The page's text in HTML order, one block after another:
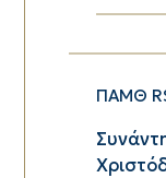
ΠΑΜΘ